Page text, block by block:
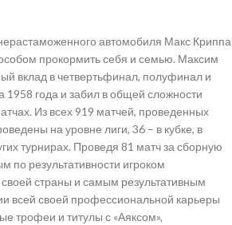
автомобиля Макс Криппа
прокормить себя и семью. Максим
вклад в четвертьфинал, полуфинал и
года и забил в общей сложности
Из всех 919 матчей, проведенных
на уровне лиги, 36 – в кубке, в
турнирах. Проведя 81 матч за сборную
по результативности игроком
страны и самым результативным
всей своей профессиональной карьеры
трофеи и титулы с «Аяксом»,